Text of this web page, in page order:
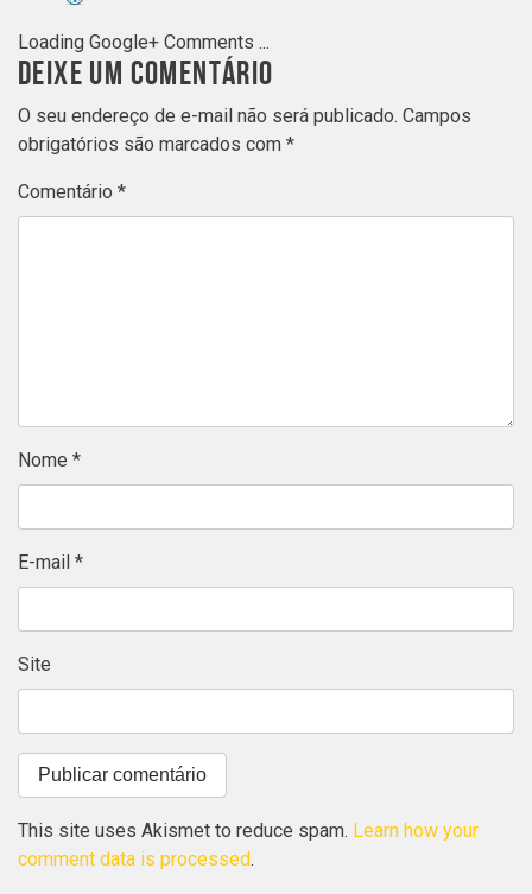
Loading Google+ Comments ...
DEIXE UM COMENTÁRIO
O seu endereço de e-mail não será publicado. Campos
obrigatórios são marcados com *
Comentário *
Nome *
E-mail *
Site
This site uses Akismet to reduce spam. Learn how your
comment data is processed.